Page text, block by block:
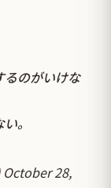
るのがいけな
。
October 28,